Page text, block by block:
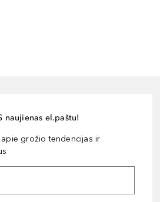
naujienas el.paštu!
grožio tendencijas ir